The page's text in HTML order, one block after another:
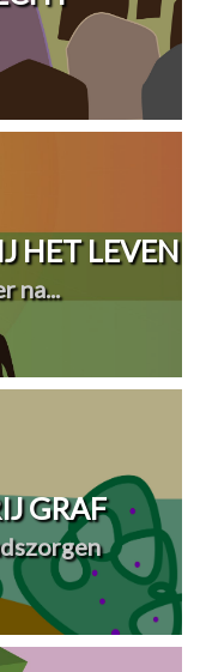
HET LEVEN
na...
GRAF